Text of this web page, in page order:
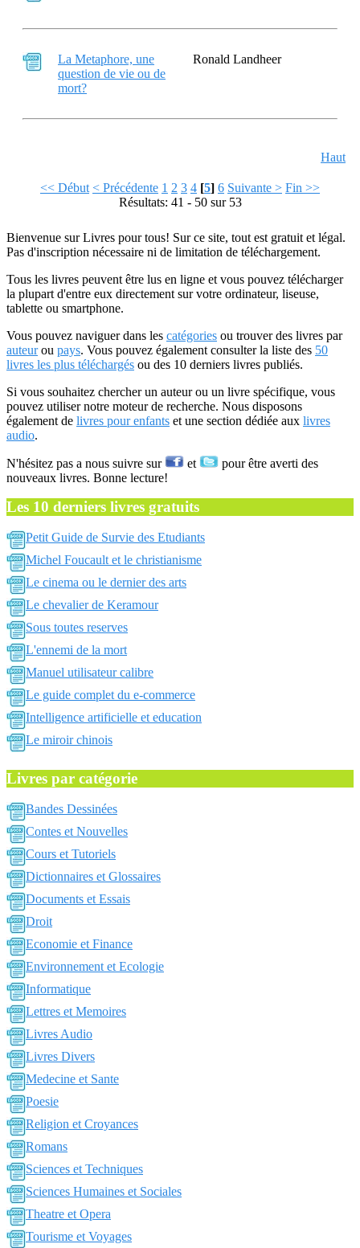
La Metaphore, une
question de vie ou de
mort?
Ronald Landheer
Haut
<< Début < Précédente 1 2 3 4 [5] 6 Suivante > Fin >>
Résultats: 41 - 50 sur 53
Bienvenue sur Livres pour tous! Sur ce site, tout est gratuit et légal.
Pas d'inscription nécessaire ni de limitation de téléchargement.
Tous les livres peuvent être lus en ligne et vous pouvez télécharger
la plupart d'entre eux directement sur votre ordinateur, liseuse,
tablette ou smartphone.
Vous pouvez naviguer dans les catégories ou trouver des livres par
auteurou pays. Vous pouvez également consulter la liste des 50
livres les plus téléchargés ou des 10 derniers livres publiés.
Si vous souhaitez chercher un auteur ou un livre spécifique, vous
pouvez utiliser notre moteur de recherche. Nous disposons
également de livres pour enfants et une section dédiée aux livres
audio.
N'hésitez pas a nous suivre sur et
pour être averti des
nouveaux livres. Bonne lecture!
Les 10 derniers livres gratuits
Petit Guide de Survie des Etudiants
Michel Foucault et le christianisme
Le cinema ou le dernier des arts
Le chevalier de Keramour
Sous toutes reserves
L'ennemi de la mort
Manuel utilisateur calibre
Le guide complet du e-commerce
Intelligence artificielle et education
Le miroir chinois
Livres par catégorie
Bandes Dessinées
Contes et Nouvelles
Cours et Tutoriels
Dictionnaires et Glossaires
Documents et Essais
Droit
Economie et Finance
Environnement et Ecologie
Informatique
Lettres et Memoires
Livres Audio
Livres Divers
Medecine et Sante
Poesie
Religion et Croyances
Romans
Sciences et Techniques
Sciences Humaines et Sociales
Theatre et Opera
Tourisme et Voyages